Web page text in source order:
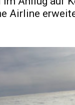
Airline